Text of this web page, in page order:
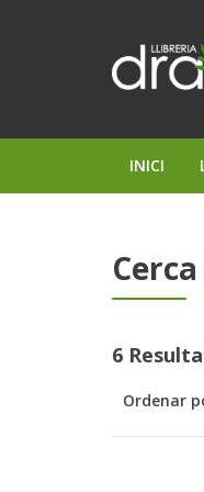
INICI
6
Ordenar